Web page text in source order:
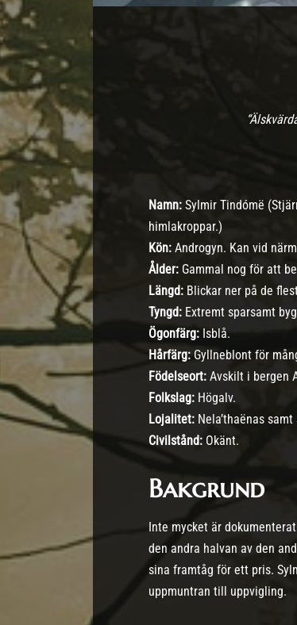
Namn: Sylmir Tindómë
himlakroppar.)
Kön: Androgyn. Kan vid
Ålder: Gammal nog för att
Längd: Blickar ner på de
Tyngd: Extremt sparsamt
Ögonfärg: Isblå.
Hårfärg: Gyllneblont för
Födelseort: Avskilt i bergen
Folkslag: Högalv.
Lojalitet: Nela’thaënas
Civilstånd: Okänt.
Bakgrund
Inte mycket är
den andra halvan av den
sina framtåg för ett pris.
uppmuntran till uppvigling.